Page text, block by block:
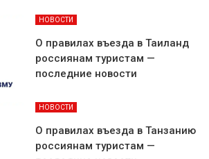
НОВОСТИ
О правилах въезда в Таиланд
россиянам туристам —
последние новости
НОВОСТИ
О правилах въезда в Танзанию
россиянам туристам —